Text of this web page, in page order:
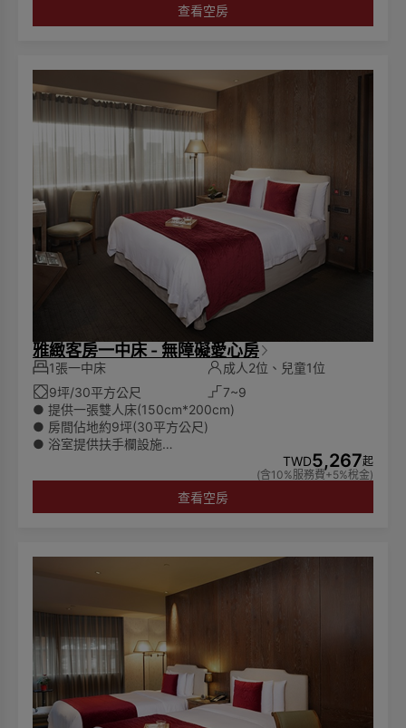
🌏為響應環保愛護地球，客房內僅提供毛巾、沐浴乳、洗髮
乳，潤髮乳，身體乳、洗手乳，而不再陳列其他一次性備
查看空房
雅緻客房一中床 - 無障礙愛心房
1張一中床
成人2位、兒童1位
9坪/30平方公尺
7~9
● 提供一張雙人床(150cm*200cm)
● 房間佔地約9坪(30平方公尺)
● 浴室提供扶手欄設施
● 可入住兩位成人及一位6歲以下兒童
🌏為響應環保愛護地球，客房內僅提供毛巾、沐浴乳、洗髮
乳，潤髮乳，身體乳、洗手乳，而不再陳列其他一次性備
TWD5,267起
(含10%服務費+5%稅金)
查看空房